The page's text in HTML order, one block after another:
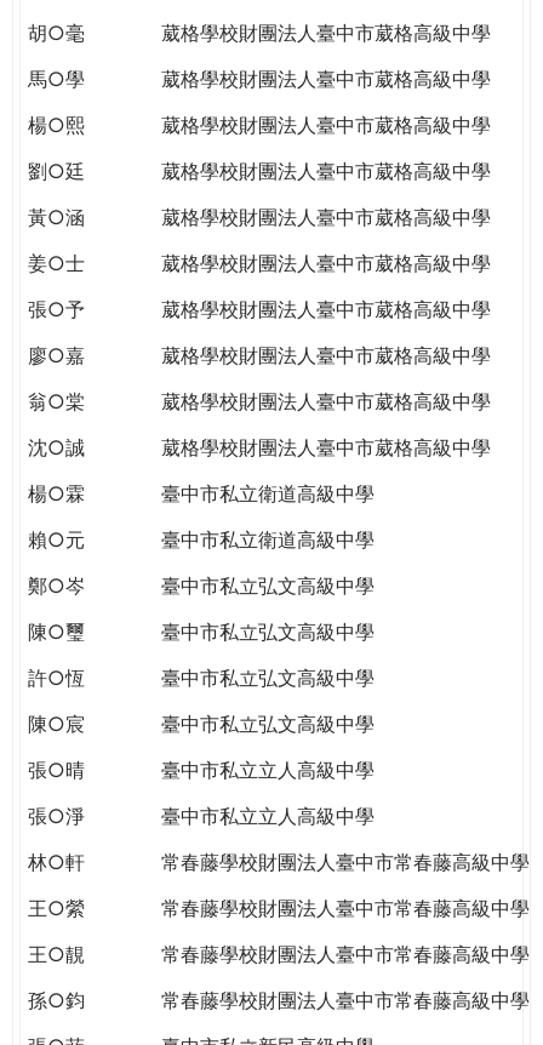
胡○毫
葳格學校財團法人臺中市葳格高級中學
馬○學
葳格學校財團法人臺中市葳格高級中學
楊○熙
葳格學校財團法人臺中市葳格高級中學
劉○廷
葳格學校財團法人臺中市葳格高級中學
黃○涵
葳格學校財團法人臺中市葳格高級中學
姜○士
葳格學校財團法人臺中市葳格高級中學
張○予
葳格學校財團法人臺中市葳格高級中學
廖○嘉
葳格學校財團法人臺中市葳格高級中學
翁○棠
葳格學校財團法人臺中市葳格高級中學
沈○誠
葳格學校財團法人臺中市葳格高級中學
楊○霖
臺中市私立衛道高級中學
賴○元
臺中市私立衛道高級中學
鄭○岑
臺中市私立弘文高級中學
陳○璽
臺中市私立弘文高級中學
許○恆
臺中市私立弘文高級中學
陳○宸
臺中市私立弘文高級中學
張○晴
臺中市私立立人高級中學
張○淨
臺中市私立立人高級中學
林○軒
常春藤學校財團法人臺中市常春藤高級中學
王○縈
常春藤學校財團法人臺中市常春藤高級中學
王○靚
常春藤學校財團法人臺中市常春藤高級中學
孫○鈞
常春藤學校財團法人臺中市常春藤高級中學